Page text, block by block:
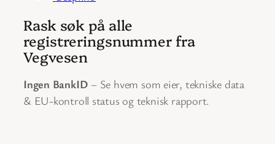
Rask søk på alle
registreringsnummer fra
Vegvesen
Ingen BankID – Se hvem som eier, tekniske data
& EU-kontroll status og teknisk rapport.